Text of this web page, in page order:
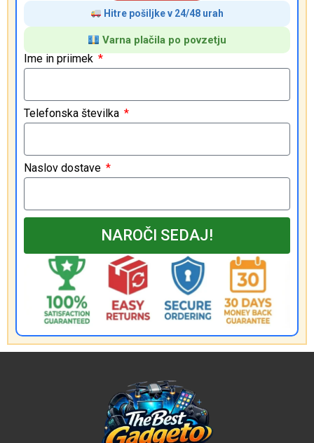
Hitre pošiljke v 24/48 urah
Varna plačila po povzetju
Ime in priimek
Telefonska številka
Naslov dostave
NAROČI SEDAJ!